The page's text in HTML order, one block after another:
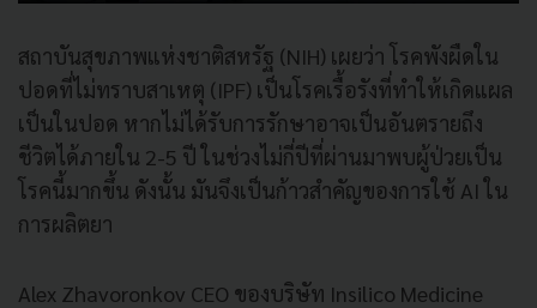
สถาบันสุขภาพแห่งชาติสหรัฐ (NIH) เผยว่า โรคพังผืดใน
ปอดที่ไม่ทราบสาเหตุ (IPF) เป็นโรคเรื้อรังที่ทำให้เกิดแผล
เป็นในปอด หากไม่ได้รับการรักษาอาจเป็นอันตรายถึง
ชีวิตได้ภายใน 2-5 ปี ในช่วงไม่กี่ปีที่ผ่านมาพบผู้ป่วยเป็น
โรคนี้มากขึ้น ดังนั้น มันจึงเป็นก้าวสำคัญของการใช้ AI ใน
การผลิตยา
Alex Zhavoronkov CEO ของบริษัท Insilico Medicine